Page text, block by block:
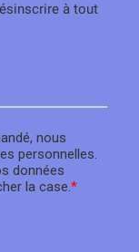
à tout